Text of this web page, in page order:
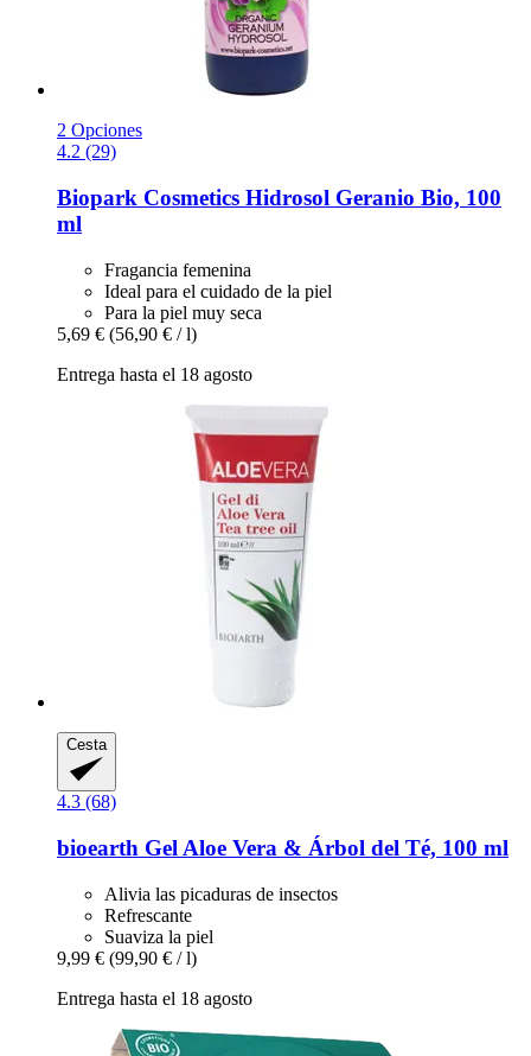
2 Opciones
4.2 (29)
Biopark Cosmetics Hidrosol Geranio Bio, 100
ml
Fragancia femenina
Ideal para el cuidado de la piel
Para la piel muy seca
5,69 € (56,90 € / l)
Entrega hasta el 18 agosto
Cesta
4.3 (68)
bioearth Gel Aloe Vera & Árbol del Té, 100 ml
Alivia las picaduras de insectos
Refrescante
Suaviza la piel
9,99 € (99,90 € / l)
Entrega hasta el 18 agosto